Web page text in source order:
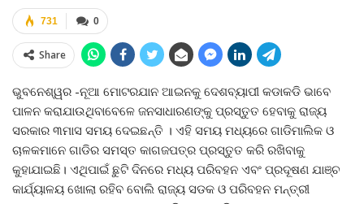
0
731
Share
ଭୁବନେଶ୍ୱର -ନୂଆ ମୋଟରଯାନ ଆଇନକୁ ଦେଶବ୍ୟାପୀ କଡାକଡି ଭାବେ
ପାଳନ କରାଯାଉଥିବାବେଳେ ଜନସାଧାରଣଙ୍କୁ ପ୍ରସ୍ତୁତ ହେବାକୁ ରାଜ୍ୟ
ସରକାର ୩ମାସ ସମୟ ଦେଇଛନ୍ତି । ଏହି ସମୟ ମଧ୍ୟରେ ଗାଡିମାଲିକ ଓ
ଚାଳକମାନେ ଗାଡିର ସମସ୍ତ କାଗଜପତ୍ର ପ୍ରସ୍ତୁତ କରି ରଖିବାକୁ
କୁହାଯାଇଛି। ଏଥିପାଇଁ ଛୁଟି ଦିନରେ ମଧ୍ୟ ପରିବହନ ଏବଂ ପ୍ରଦୂଷଣ ଯାଞ୍ଚ
କାର୍ଯ୍ୟାଳୟ ଖୋଲା ରହିବ ବୋଲି ରାଜ୍ୟ ସଡକ ଓ ପରିବହନ ମନ୍ତ୍ରୀ